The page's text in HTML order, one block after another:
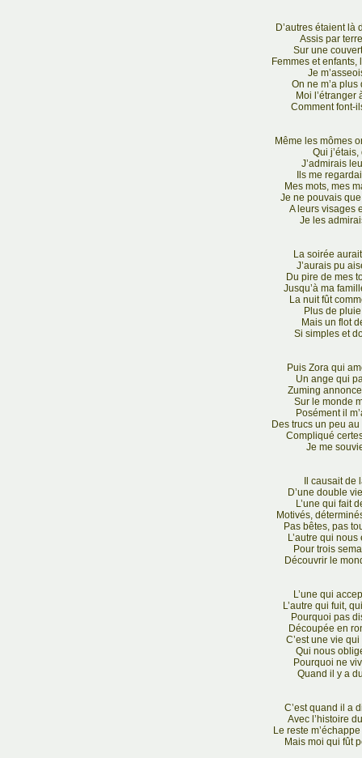
D’autres étaient là
Assis par
Sur une
Femmes et
Je
On ne m’a
Moi l’étranger
Comment font-
Même les mômes
Qui
J’admirais
Ils me
Mes mots, mes
Je ne pouvais
A leurs visages
Je les
La soirée
J’aurais pu
Du pire de mes
Jusqu’à ma
La nuit fût
Plus de
Mais un flot
Si simples et
Puis Zora qui
Un ange qui
Zuming
Sur le monde
Posément il
Des trucs un peu
Compliqué
Je me
Il causait
D’une double
L’une qui fait
Motivés,
Pas bêtes, pas
L’autre qui
Pour trois
Découvrir le
L’une qui
L’autre qui fuit,
Pourquoi pas
Découpée en
C’est une vie
Qui nous
Pourquoi ne
Quand il y a
C’est quand il a
Avec l’histoire
Le reste
Mais moi qui fût